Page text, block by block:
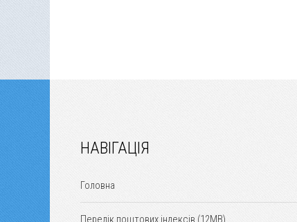
НАВІГАЦІЯ
Головна
Перелік поштових індексів (12MB)